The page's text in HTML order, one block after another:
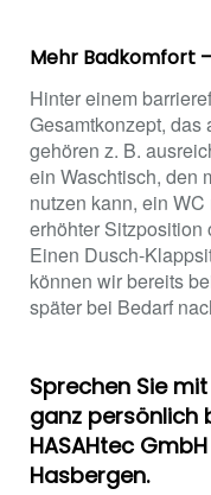
Mehr Badkomfort
Hinter einem
Gesamtkonzept, das
gehören z. B.
ein Waschtisch, den
nutzen kann, ein
erhöhter Sitzposition
Einen Dusch-
können wir bereits
später bei Bedarf
Sprechen Sie
ganz persönlich
HASAHtec
Hasbergen.